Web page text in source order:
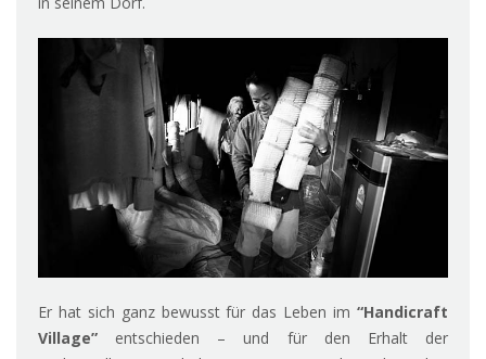
Er hat sich ganz bewusst für das Leben im “Handicraft
Village” entschieden – und für den Erhalt der